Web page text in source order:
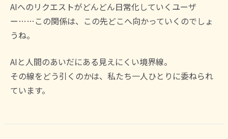
AIへのリクエストがどんどん日常化していくユーザ
ー……この関係は、この先どこへ向かっていくのでしょ
うね。
AIと人間のあいだにある見えにくい境界線。
その線をどう引くのかは、私たち一人ひとりに委ねられ
ています。